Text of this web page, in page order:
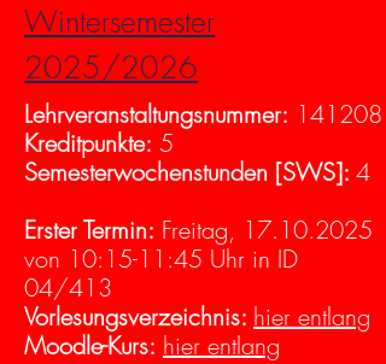
Wintersemester
2025/2026
Lehrveranstaltungsnummer: 141208
Kreditpunkte: 5
Semesterwochenstunden [SWS]: 4
Erster Termin: Freitag, 17.10.2025
von 10:15-11:45 Uhr in ID
04/413
Vorlesungsverzeichnis: hier entlang
Moodle-Kurs: hier entlang